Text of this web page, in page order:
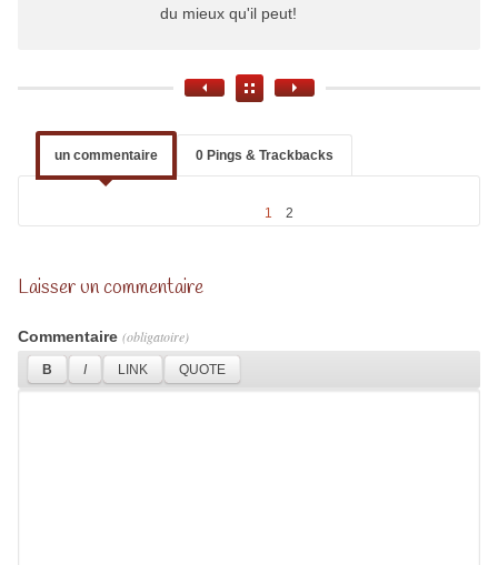
du mieux qu'il peut!
un commentaire 0 Pings & Trackbacks
1 2
Laisser un commentaire
Commentaire (obligatoire)